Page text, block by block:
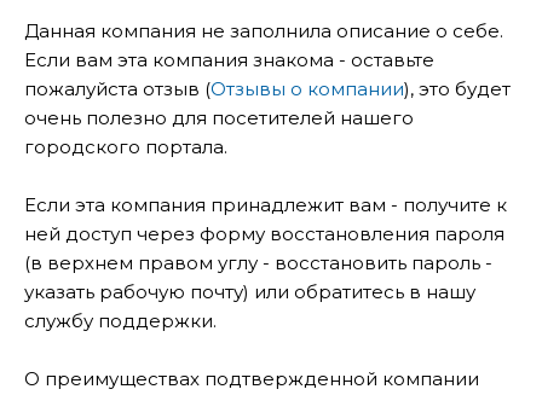
Данная компания не заполнила описание о себе.
Если вам эта компания знакома - оставьте
пожалуйста отзыв (Отзывы о компании), это будет
очень полезно для посетителей нашего
городского портала.
Если эта компания принадлежит вам - получите к
ней доступ через форму восстановления пароля
(в верхнем правом углу - восстановить пароль -
указать рабочую почту) или обратитесь в нашу
службу поддержки.
О преимуществах подтвержденной компании